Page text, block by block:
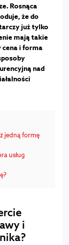
Rosnąca
że do
już tylko
mają takie
i forma
nad
jedną formę
usług
i